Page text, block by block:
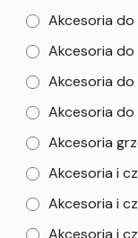
Akcesoria
Akcesoria
Akcesoria
Akcesoria do
Akcesoria
Akcesoria i
Akcesoria i
Akcesoria i